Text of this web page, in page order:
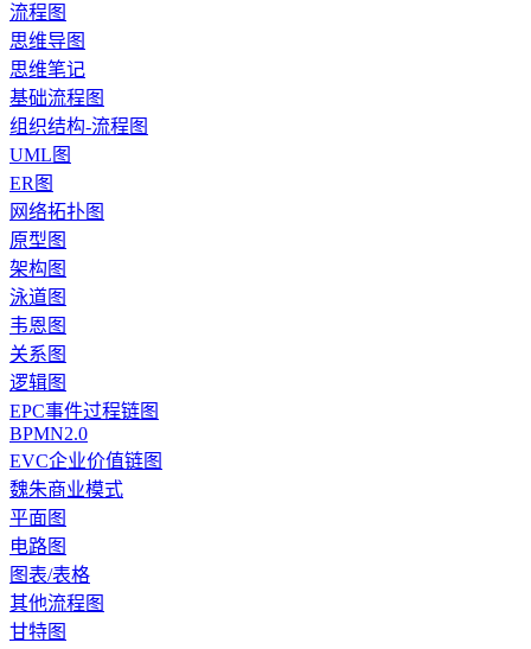
流程图
思维导图
思维笔记
基础流程图
组织结构-流程图
UML图
ER图
网络拓扑图
原型图
架构图
泳道图
韦恩图
关系图
逻辑图
EPC事件过程链图
BPMN2.0
EVC企业价值链图
魏朱商业模式
平面图
电路图
图表/表格
其他流程图
甘特图